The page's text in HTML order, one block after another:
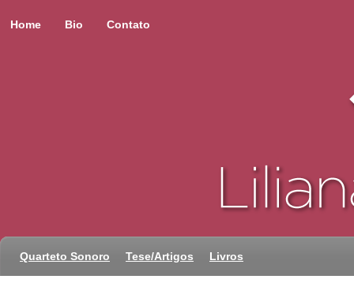
Home Bio Contato
Quarteto Sonoro Tese/Artigos Livros